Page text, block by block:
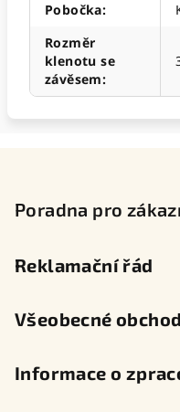
Pobočka:
Rozměr
klenotu se
závěsem:
Poradna pro
Reklamační řád
Všeobecné
Informace o